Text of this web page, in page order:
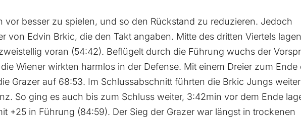
vor besser zu spielen, und so den Rückstand zu reduzieren. Jedoch
von Edvin Brkic, die den Takt angaben. Mitte des dritten Viertels
voran (54:42). Beflügelt durch die Führung wuchs der
Wiener wirkten harmlos in der Defense. Mit einem Dreier zum Ende
Grazer auf 68:53. Im Schlussabschnitt führten die Brkic Jungs
So ging es auch bis zum Schluss weiter, 3:42min vor dem Ende
+25 in Führung (84:59). Der Sieg der Grazer war längst in trockenen